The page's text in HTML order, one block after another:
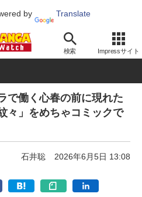
by Translate
検索 Impressサイト
で働く心春の前に現れた
々」をめちゃコミックで
石井聡 2026年6月5日 13:08